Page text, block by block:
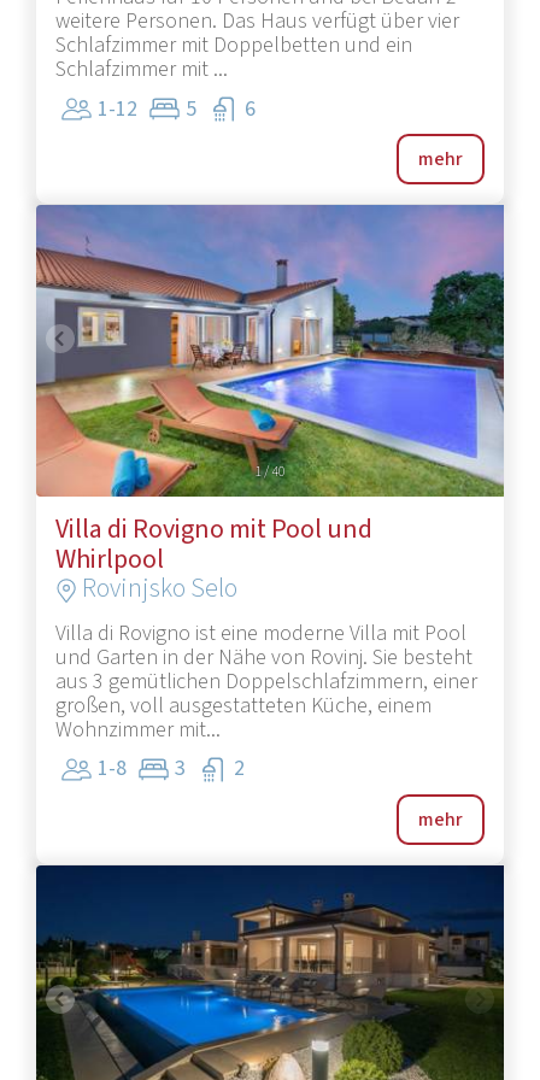
weitere Personen. Das Haus verfügt über vier
Schlafzimmer mit Doppelbetten und ein
Schlafzimmer mit ...
1-12
5 6
mehr
1/40
Villa di Rovigno mit Pool und
Whirlpool
Rovinjsko Selo
Villa di Rovigno ist eine moderne Villa mit Pool
und Garten in der Nähe von Rovinj. Sie besteht
aus 3 gemütlichen Doppelschlafzimmern, einer
großen, voll ausgestatteten Küche, einem
Wohnzimmer mit...
1-8
3 2
mehr